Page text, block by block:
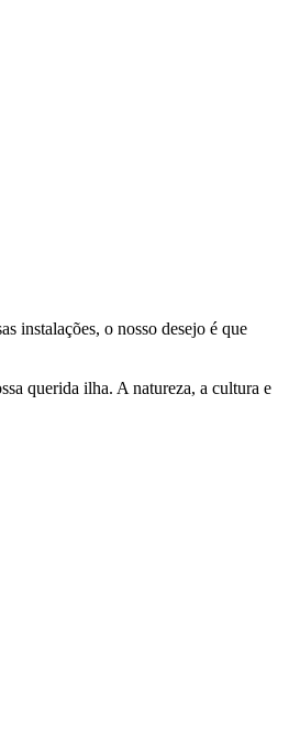
instalações, o nosso desejo é que
querida ilha. A natureza, a cultura e